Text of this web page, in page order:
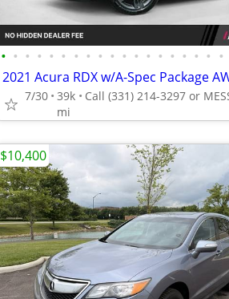
• • • • • • • • • • • • • • • • • • •
7/30 39k
mi
$10,400